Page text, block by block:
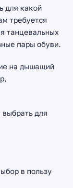
для какой
требуется
танцевальных
пары обуви.
на дышащий
выбрать для
в пользу